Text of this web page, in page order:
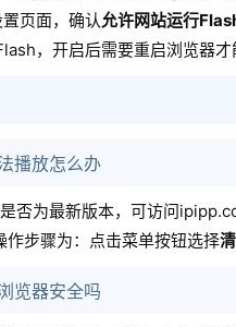
页面，确认允许网站运行
，开启后需要重启浏览器才
播放怎么办
否为最新版本，可访问
作步骤为：点击菜单按钮选择
览器安全吗